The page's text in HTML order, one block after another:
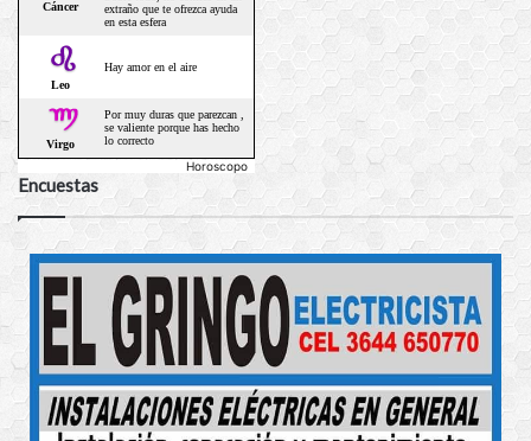
Horoscopo
Encuestas